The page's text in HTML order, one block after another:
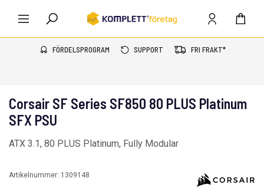
FÖRDELSPROGRAM SUPPORT FRI FRAKT*
Corsair SF Series SF850 80 PLUS Platinum
SFX PSU
ATX 3.1, 80 PLUS Platinum, Fully Modular
Artikelnummer: 1309148